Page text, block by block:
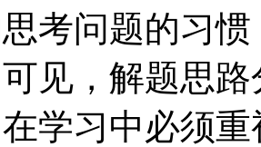
考问题的习
见，解题思
学习中必须